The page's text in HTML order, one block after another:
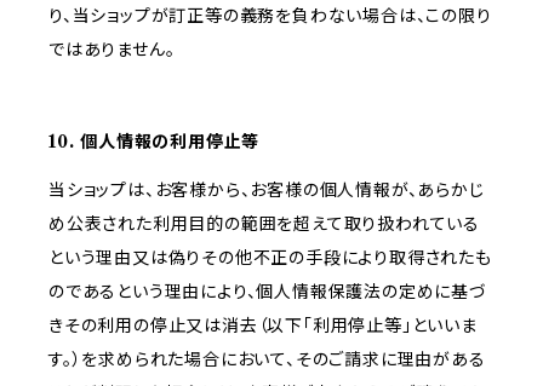
り、当ショップが訂正等の義務を負わない場合は、この限り
ではありません。
10. 個人情報の利用停止等
当ショップは、お客様から、お客様の個人情報が、あらかじ
め公表された利用目的の範囲を超えて取り扱われている
という理由又は偽りその他不正の手段により取得されたも
のであるという理由により、個人情報保護法の定めに基づ
きその利用の停止又は消去（以下「利用停止等」といいま
す。）を求められた場合において、そのご請求に理由がある